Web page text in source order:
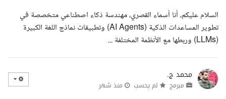
السلام عليكم، أنا أسماء القصري، مهندسة ذكاء اصطناعي متخصصة في
تطوير المساعدات الذكية (AI Agents) وتطبيقات نماذج اللغة الكبيرة
(LLMs) وربطها مع الأنظمة المختلفة ...
محمد ج.
مبرمج لم يحسب منذ شهر